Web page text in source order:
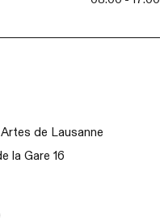
de Lausanne
la Gare 16